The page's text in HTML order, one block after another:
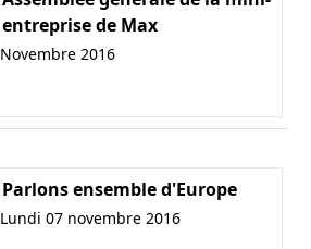
entreprise de Max
Novembre 2016
Parlons ensemble d'Europe
Lundi 07 novembre 2016